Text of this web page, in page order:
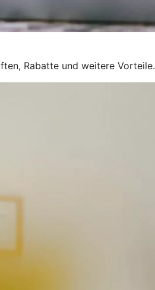
Rabatte und weitere Vorteile.